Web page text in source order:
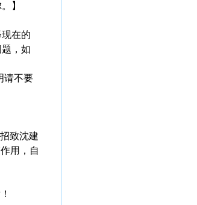
】
在的
，如
请不要
致沈建
用，自